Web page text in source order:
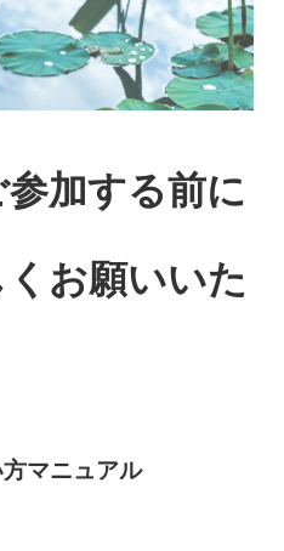
加する前に
お願いいた
マニュアル